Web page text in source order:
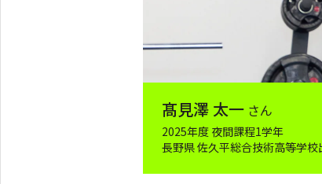
髙見澤 太一 さん
2025年度 夜間課程1学年
長野県 佐久平総合技術高等学校